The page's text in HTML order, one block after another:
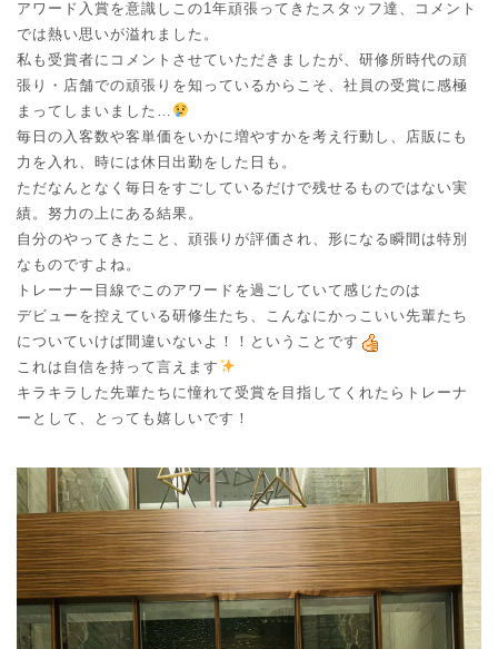
アワード入賞を意識しこの1年頑張ってきたスタッフ達、コメント
では熱い思いが溢れました。
私も受賞者にコメントさせていただきましたが、研修所時代の頑
張り・店舗での頑張りを知っているからこそ、社員の受賞に感極
まってしまいました…
毎日の入客数や客単価をいかに増やすかを考え行動し、店販にも
力を入れ、時には休日出勤をした日も。
ただなんとなく毎日をすごしているだけで残せるものではない実
績。努力の上にある結果。
自分のやってきたこと、頑張りが評価され、形になる瞬間は特別
なものですよね。
トレーナー目線でこのアワードを過ごしていて感じたのは
デビューを控えている研修生たち、こんなにかっこいい先輩たち
についていけば間違いないよ！！ということです
これは自信を持って言えます
キラキラした先輩たちに憧れて受賞を目指してくれたらトレーナ
ーとして、とっても嬉しいです！